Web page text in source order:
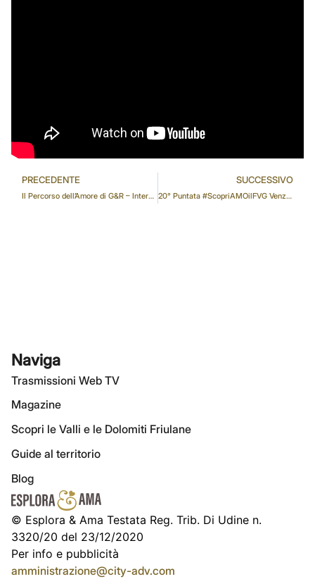
PRECEDENTE
Il Percorso dell’Amore di G&R – Intervista a Marino Firmani
SUCCESSIVO
20° Puntata #ScopriAMOilFVG Venzone 1a Parte
Naviga
Trasmissioni Web TV
Magazine
Scopri le Valli e le Dolomiti Friulane
Guide al territorio
Blog
© Esplora & Ama Testata Reg. Trib. Di Udine n.
3320/20 del 23/12/2020
Per info e pubblicità
amministrazione@city-adv.com